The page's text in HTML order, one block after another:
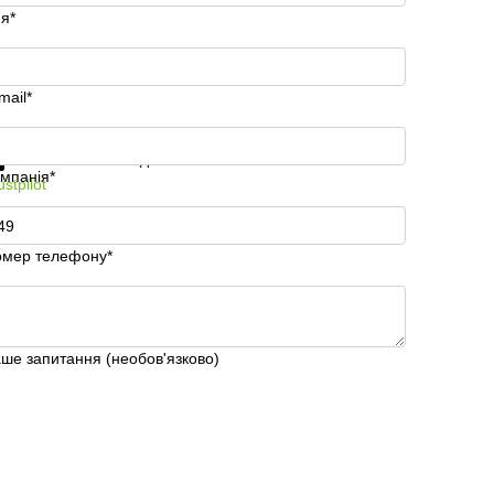
телефону*
запитання (необов'язково)
інформацію та ціни